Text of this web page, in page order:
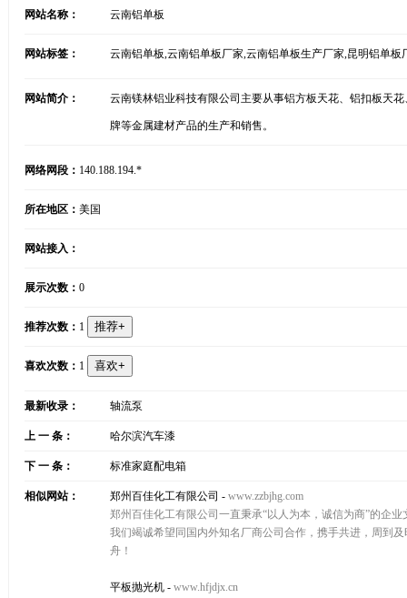
网站名称： 云南铝单板
网站标签： 云南铝单板,云南铝单板厂家,云南铝单板生产厂家,昆明铝单板
网站简介： 云南镁林铝业科技有限公司主要从事铝方板天花、铝扣板天
牌等金属建材产品的生产和销售。
网络网段： 140.188.194.*
所在地区： 美国
网站接入：
展示次数： 0
推荐次数： 1
喜欢次数： 1
最新收录： 轴流泵
上 一 条： 哈尔滨汽车漆
下 一 条： 标准家庭配电箱
相似网站： 郑州百佳化工有限公司 - www.zzbjhg.com
郑州百佳化工有限公司一直秉承“以人为本，诚信为商”的企
我们竭诚希望同国内外知名厂商公司合作，携手共进，周到
舟！
平板抛光机 - www.hfjdjx.cn